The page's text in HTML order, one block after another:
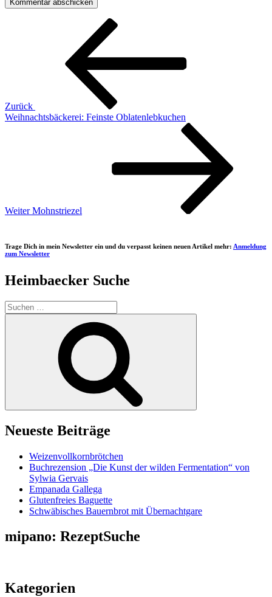
Beitragsnavigation
Zurück
Weihnachtsbäckerei: Feinste Oblatenlebkuchen
Weiter Mohnstriezel
Trage Dich in mein Newsletter ein und du verpasst keinen neuen Artikel mehr: Anmeldung
zum Newsletter
Heimbaecker Suche
Suchen
nach:
Neueste Beiträge
Weizenvollkornbrötchen
Buchrezension „Die Kunst der wilden Fermentation“ von
Sylwia Gervais
Empanada Gallega
Glutenfreies Baguette
Schwäbisches Bauernbrot mit Übernachtgare
mipano: RezeptSuche
Kategorien